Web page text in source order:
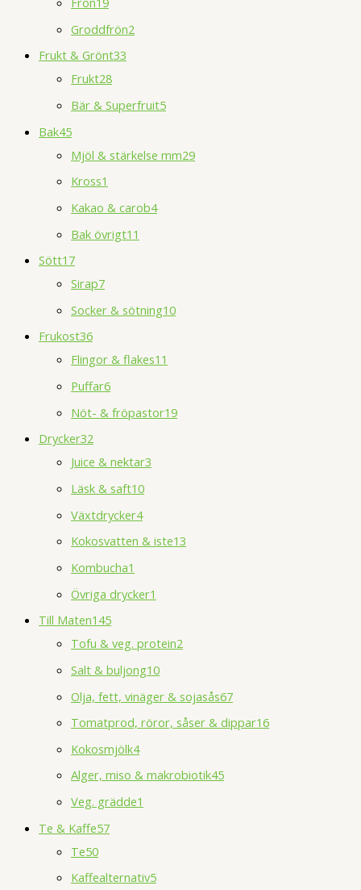
Groddfrön2
Frukt & Grönt33
Frukt28
Bär & Superfruit5
Bak45
Mjöl & stärkelse mm29
Kross1
Kakao & carob4
Bak övrigt11
Sött17
Sirap7
Socker & sötning10
Frukost36
Flingor & flakes11
Puffar6
Nöt- & fröpastor19
Drycker32
Juice & nektar3
Läsk & saft10
Växtdrycker4
Kokosvatten & iste13
Kombucha1
Övriga drycker1
Till Maten145
Tofu & veg. protein2
Salt & buljong10
Olja, fett, vinäger & sojasås67
Tomatprod, röror, såser & dippar16
Kokosmjölk4
Alger, miso & makrobiotik45
Veg. grädde1
Te & Kaffe57
Te50
Kaffealternativ5